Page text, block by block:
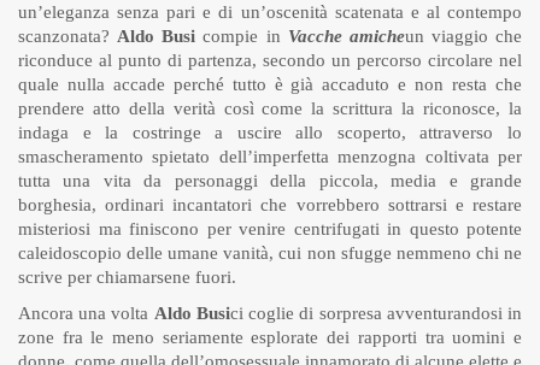
un’eleganza senza pari e di un’oscenità scatenata e al contempo
scanzonata? Aldo Busi compie in Vacche amicheun viaggio che
riconduce al punto di partenza, secondo un percorso circolare nel
quale nulla accade perché tutto è già accaduto e non resta che
prendere atto della verità così come la scrittura la riconosce, la
indaga e la costringe a uscire allo scoperto, attraverso lo
smascheramento spietato dell’imperfetta menzogna coltivata per
tutta una vita da personaggi della piccola, media e grande
borghesia, ordinari incantatori che vorrebbero sottrarsi e restare
misteriosi ma finiscono per venire centrifugati in questo potente
caleidoscopio delle umane vanità, cui non sfugge nemmeno chi ne
scrive per chiamarsene fuori.
Ancora una volta Aldo Busici coglie di sorpresa avventurandosi in
zone fra le meno seriamente esplorate dei rapporti tra uomini e